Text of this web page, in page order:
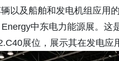
以及船舶和发电机组应用
中东电力能源展。
展位，展示其在发电应